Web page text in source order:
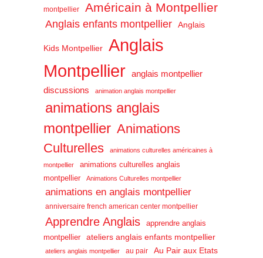
montpellier Américain à Montpellier
Anglais enfants montpellier Anglais
Kids Montpellier
Anglais
Montpellier
anglais montpellier
discussions
animation anglais montpellier
animations anglais
montpellier Animations
Culturelles
animations culturelles américaines à
montpellier
animations culturelles anglais
montpellier
Animations Culturelles montpellier
animations en anglais montpellier
anniversaire french american center montpellier
Apprendre Anglais
apprendre anglais
montpellier
ateliers anglais enfants montpellier
ateliers anglais montpellier au pair
Au Pair aux Etats